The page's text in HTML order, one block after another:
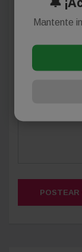
(Su email no
POSTEAR
Mantente